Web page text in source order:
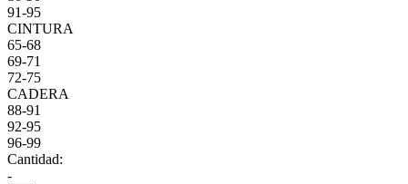
91-95
CINTURA
65-68
69-71
72-75
CADERA
88-91
92-95
96-99
Cantidad:
-